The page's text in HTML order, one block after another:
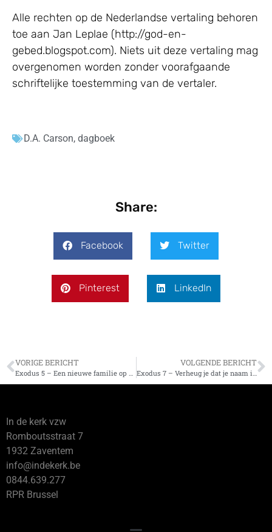
Alle rechten op de Nederlandse vertaling behoren
toe aan Jan Leplae (http://god-en-
gebed.blogspot.com). Niets uit deze vertaling mag
overgenomen worden zonder voorafgaande
schriftelijke toestemming van de vertaler.
D.A. Carson, dagboek
Share:
Facebook Twitter
Pinterest LinkedIn
VORIGE BERICHT VOLGENDE BERICHT
In de kerk vzw
Romboutsstraat 7
1932 Zaventem
info@indekerk.be
0844.639.277
RPR Brussel